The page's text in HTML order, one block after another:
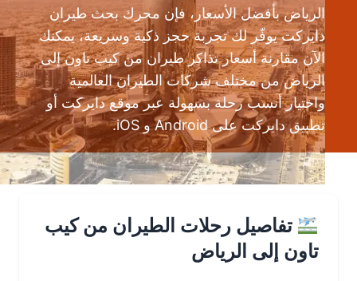
الرياض بأفضل الأسعار، فإن محرك بحث طيران
دايركت يوفّر لك تجربة حجز ذكية وسريعة، يمكنك
الآن مقارنة أسعار تذاكر طيران من كيب تاون إلى
الرياض من مختلف شركات الطيران العالمية
واختيار أنسب رحلة بسهولة عبر موقع دايركت أو
تطبيق دايركت على Android و iOS.
تفاصيل رحلات الطيران من كيب
تاون إلى الرياض